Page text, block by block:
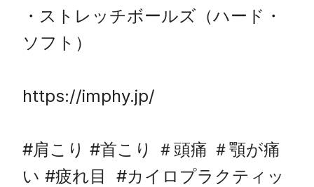
・ストレッチボールズ（ハード・
ソフト）
https://imphy.jp/
#肩こり #首こり ＃頭痛 ＃顎が痛
い #疲れ目  #カイロプラクティッ